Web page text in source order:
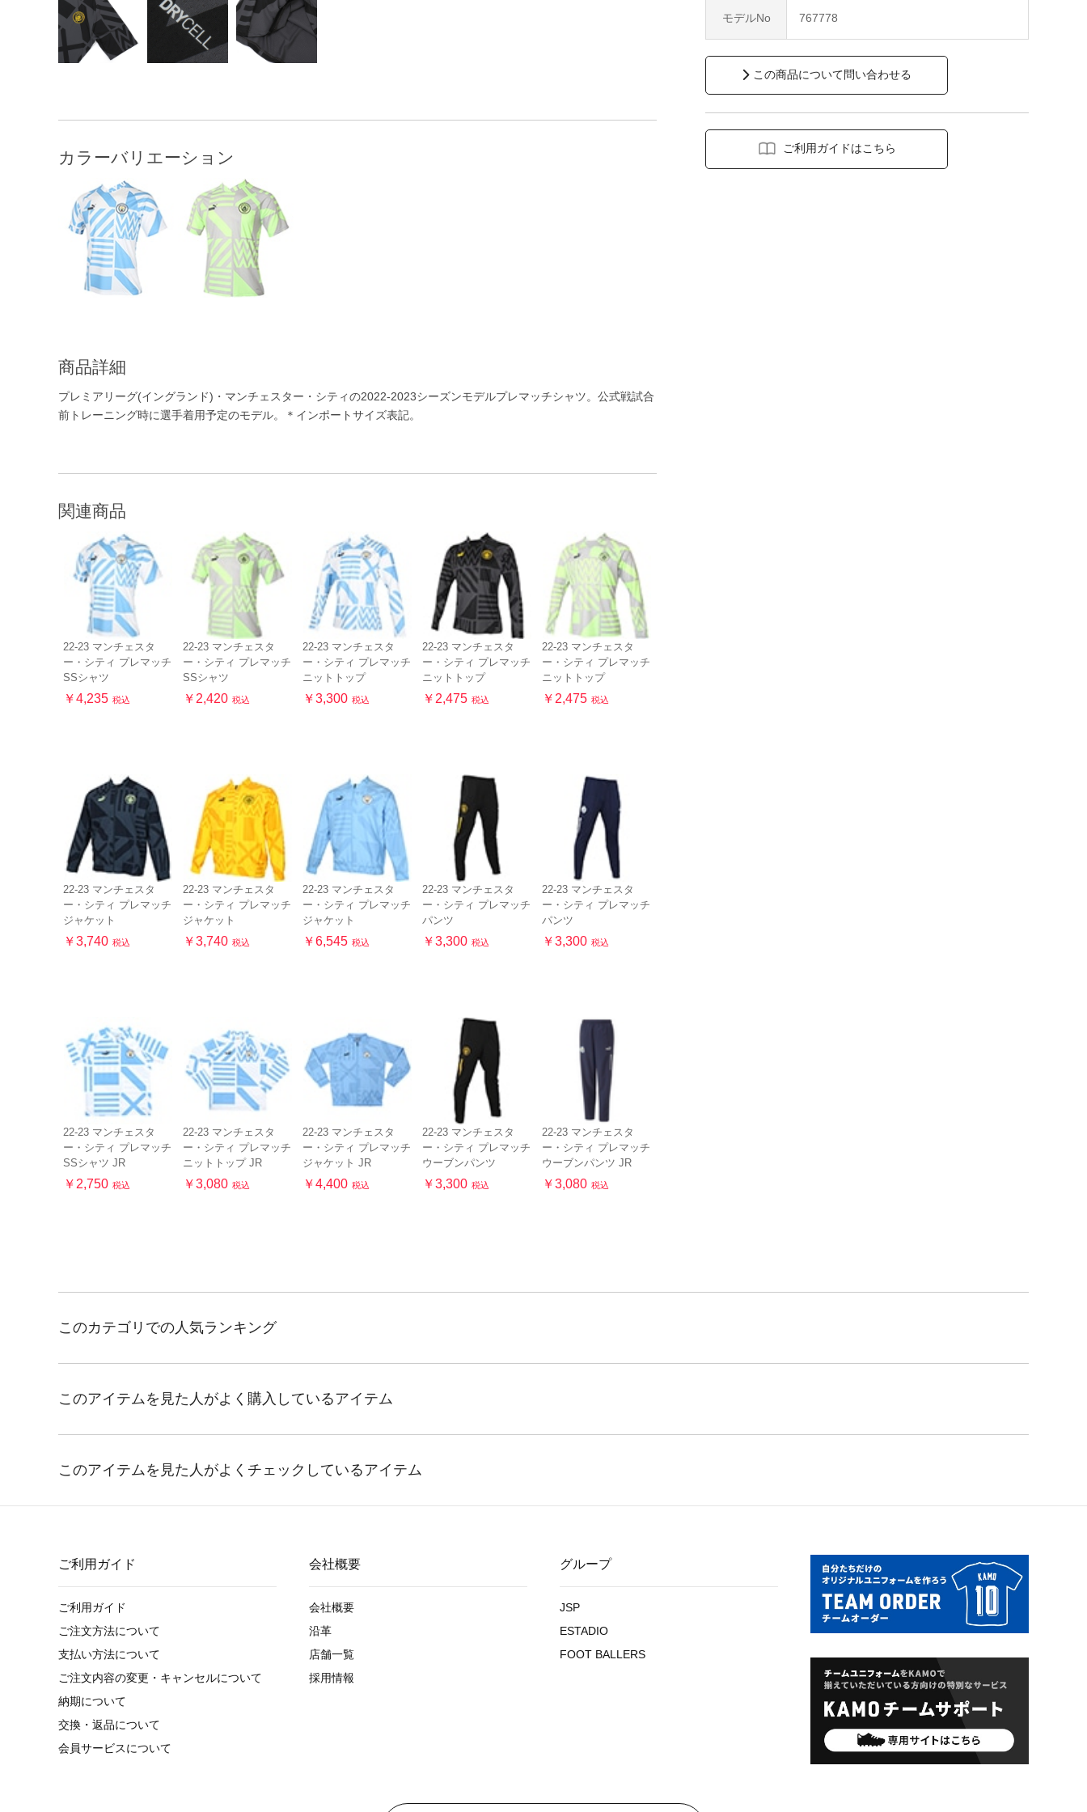
カラーバリエーション
商品詳細
プレミアリーグ(イングランド)・マンチェスター・シティの2022-2023シーズンモデルプレマッチシャツ。公式戦試合
前トレーニング時に選手着用予定のモデル。＊インポートサイズ表記。
関連商品
22-23 マンチェスタ
ー・シティ プレマッチ
SSシャツ
￥4,235 税込
22-23 マンチェスタ
ー・シティ プレマッチ
SSシャツ
￥2,420 税込
22-23 マンチェスタ
ー・シティ プレマッチ
ニットトップ
￥3,300 税込
22-23 マンチェスタ
ー・シティ プレマッチ
ニットトップ
￥2,475 税込
22-23 マンチェスタ
ー・シティ プレマッチ
ニットトップ
￥2,475 税込
22-23 マンチェスタ
ー・シティ プレマッチ
ジャケット
￥3,740 税込
22-23 マンチェスタ
ー・シティ プレマッチ
ジャケット
￥3,740 税込
22-23 マンチェスタ
ー・シティ プレマッチ
ジャケット
￥6,545 税込
22-23 マンチェスタ
ー・シティ プレマッチ
パンツ
￥3,300 税込
22-23 マンチェスタ
ー・シティ プレマッチ
パンツ
￥3,300 税込
22-23 マンチェスタ
ー・シティ プレマッチ
SSシャツ JR
￥2,750 税込
22-23 マンチェスタ
ー・シティ プレマッチ
ニットトップ JR
￥3,080 税込
22-23 マンチェスタ
ー・シティ プレマッチ
ジャケット JR
￥4,400 税込
22-23 マンチェスタ
ー・シティ プレマッチ
ウーブンパンツ
￥3,300 税込
22-23 マンチェスタ
ー・シティ プレマッチ
ウーブンパンツ JR
￥3,080 税込
モデルNo 767778
この商品について問い合わせる
ご利用ガイドはこちら
ご利用ガイド
ご利用ガイド
ご注文方法について
支払い方法について
ご注文内容の変更・キャンセルについて
納期について
交換・返品について
会員サービスについて
会社概要
会社概要
沿革
店舗一覧
採用情報
グループ
JSP
ESTADIO
FOOT BALLERS